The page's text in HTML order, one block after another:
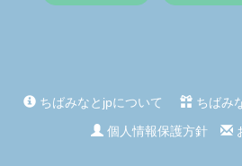
ちばみなとjpについて ちばみ
個人情報保護方針